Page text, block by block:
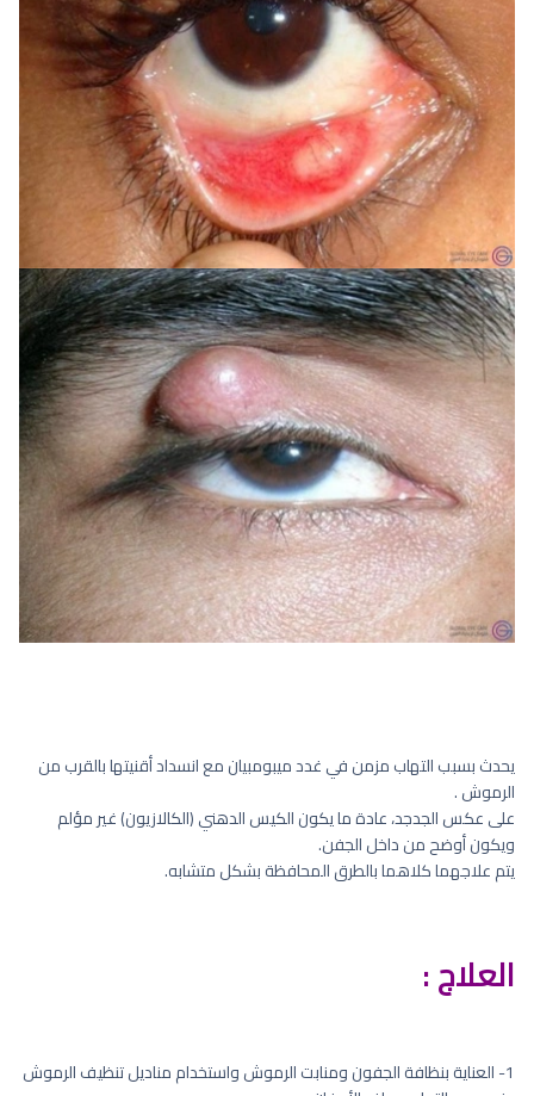
يحدث بسبب التهاب مزمن في غدد ميبومبيان مع انسداد أقنيتها بالقرب من
الرموش .
على عكس الجدجد، عادة ما يكون الكيس الدهني (الكالازيون) غير مؤلم
ويكون أوضح من داخل الجفن.
يتم علاجهما كلاهما بالطرق المحافظة بشكل متشابه.
العلاج :
1- العناية بنظافة الجفون ومنابت الرموش واستخدام مناديل تنظيف الرموش